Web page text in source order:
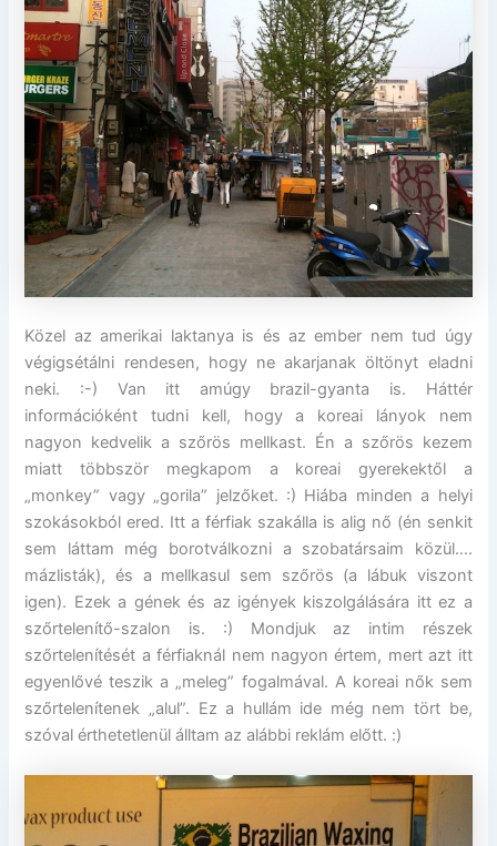
Közel az amerikai laktanya is és az ember nem tud úgy
végigsétálni rendesen, hogy ne akarjanak öltönyt eladni
neki. :-) Van itt amúgy brazil-gyanta is. Háttér
információként tudni kell, hogy a koreai lányok nem
nagyon kedvelik a szőrös mellkast. Én a szőrös kezem
miatt többször megkapom a koreai gyerekektől a
„monkey” vagy „gorila” jelzőket. :) Hiába minden a helyi
szokásokból ered. Itt a férfiak szakálla is alig nő (én senkit
sem láttam még borotválkozni a szobatársaim közül….
mázlisták), és a mellkasul sem szőrös (a lábuk viszont
igen). Ezek a gének és az igények kiszolgálására itt ez a
szőrtelenítő-szalon is. :) Mondjuk az intim részek
szőrtelenítését a férfiaknál nem nagyon értem, mert azt itt
egyenlővé teszik a „meleg” fogalmával. A koreai nők sem
szőrtelenítenek „alul”. Ez a hullám ide még nem tört be,
szóval érthetetlenül álltam az alábbi reklám előtt. :)